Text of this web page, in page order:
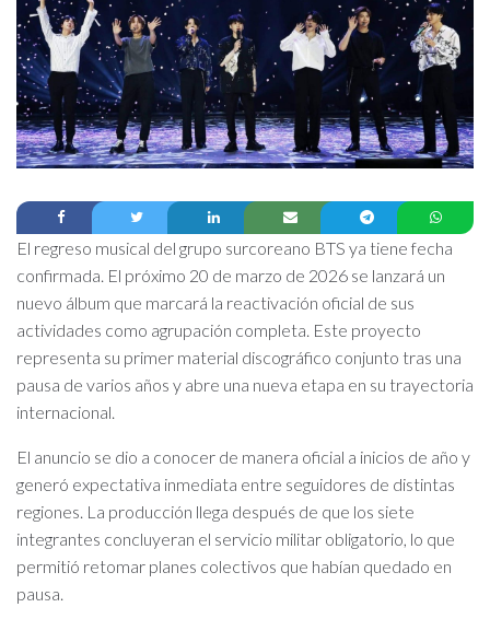
El regreso musical del grupo surcoreano BTS ya tiene fecha
confirmada. El próximo 20 de marzo de 2026 se lanzará un
nuevo álbum que marcará la reactivación oficial de sus
actividades como agrupación completa. Este proyecto
representa su primer material discográfico conjunto tras una
pausa de varios años y abre una nueva etapa en su trayectoria
internacional.
El anuncio se dio a conocer de manera oficial a inicios de año y
generó expectativa inmediata entre seguidores de distintas
regiones. La producción llega después de que los siete
integrantes concluyeran el servicio militar obligatorio, lo que
permitió retomar planes colectivos que habían quedado en
pausa.